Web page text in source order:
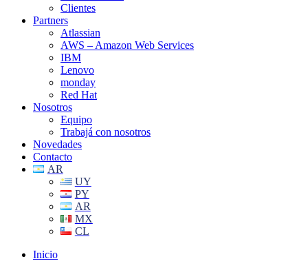
Clientes
Partners
Atlassian
AWS – Amazon Web Services
IBM
Lenovo
monday
Red Hat
Nosotros
Equipo
Trabajá con nosotros
Novedades
Contacto
AR
UY
PY
AR
MX
CL
Inicio